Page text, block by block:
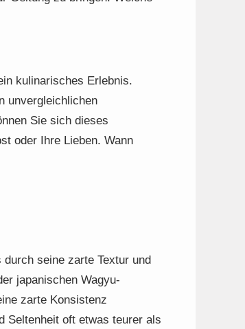
kulinarisches Erlebnis.
unvergleichlichen
Sie sich dieses
oder Ihre Lieben. Wann
seine zarte Textur und
japanischen Wagyu-
zarte Konsistenz
Seltenheit oft etwas teurer als